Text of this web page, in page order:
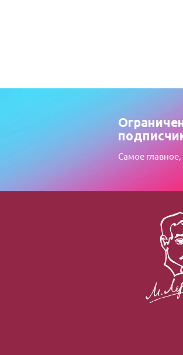
Самое